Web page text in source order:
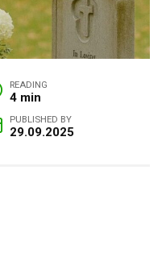
READING
4 min
PUBLISHED BY
29.09.2025